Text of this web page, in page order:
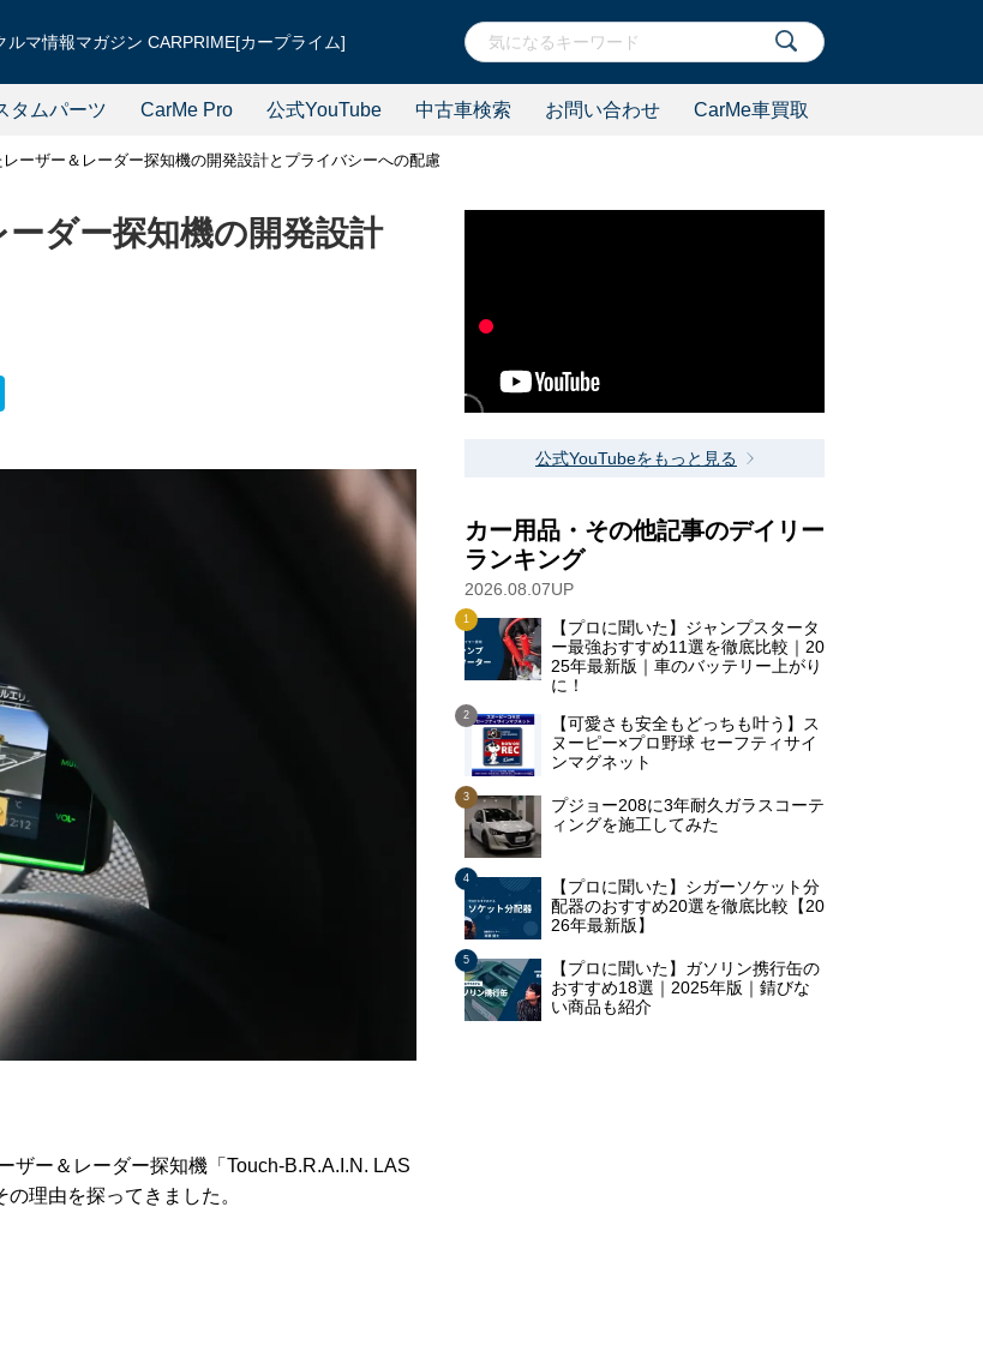
マ情報マガジン CARPRIME[カープライム]
タムパーツ CarMe Pro 公式YouTube 中古車検索 お問い合わせ CarMe車買取
ーザー＆レーダー探知機の開発設計とプライバシーへの配慮
ダー探知機の開発設計
ザー＆レーダー探知機「Touch-B.R.A.I.N. LAS
理由を探ってきました。
公式YouTubeをもっと見る
カー用品・その他記事のデイリー
ランキング
2026.08.07UP
【プロに聞いた】ジャンプスタータ
ー最強おすすめ11選を徹底比較｜20
25年最新版｜車のバッテリー上がり
に！
【可愛さも安全もどっちも叶う】ス
ヌーピー×プロ野球 セーフティサイ
ンマグネット
プジョー208に3年耐久ガラスコーテ
ィングを施工してみた
【プロに聞いた】シガーソケット分
配器のおすすめ20選を徹底比較【20
26年最新版】
【プロに聞いた】ガソリン携行缶の
おすすめ18選｜2025年版｜錆びな
い商品も紹介